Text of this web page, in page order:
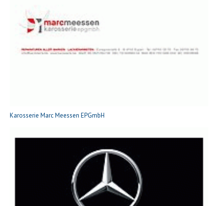
Karosserie Marc Meessen EPGmbH